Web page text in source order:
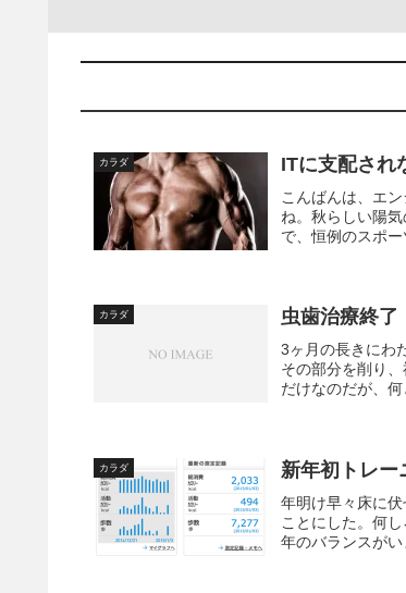
カラダ ITに支配され
こんばんは、エ
ね。秋らしい陽
で、恒例のスポ
カラダ 虫歯治療終了
3ヶ月の長きにわ
その部分を削り
だけなのだが、
カラダ 新年初トレー
年明け早々床に
ことにした。何
年のバランスが